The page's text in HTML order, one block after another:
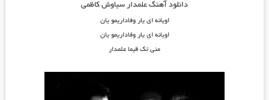
دانلود آهنگ علمدار سیاوش کاظمی
اویانه ای یار وفاداریمو یان
اویانه ای یار وفاداریمو یان
منی تک قیما علمدار